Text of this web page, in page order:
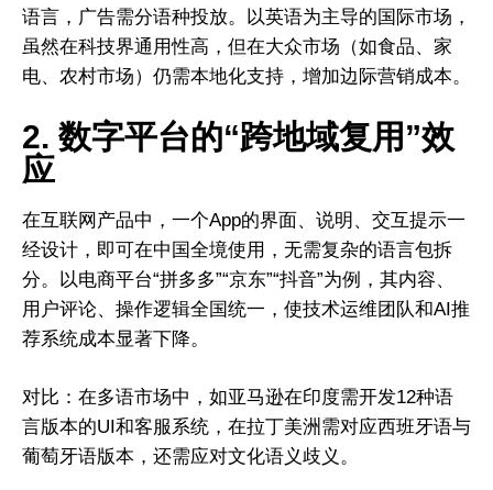
语言，广告需分语种投放。以英语为主导的国际市场，
虽然在科技界通用性高，但在大众市场（如食品、家
电、农村市场）仍需本地化支持，增加边际营销成本。
2. 数字平台的“跨地域复用”效
应
在互联网产品中，一个App的界面、说明、交互提示一
经设计，即可在中国全境使用，无需复杂的语言包拆
分。以电商平台“拼多多”“京东”“抖音”为例，其内容、
用户评论、操作逻辑全国统一，使技术运维团队和AI推
荐系统成本显著下降。
对比：在多语市场中，如亚马逊在印度需开发12种语
言版本的UI和客服系统，在拉丁美洲需对应西班牙语与
葡萄牙语版本，还需应对文化语义歧义。